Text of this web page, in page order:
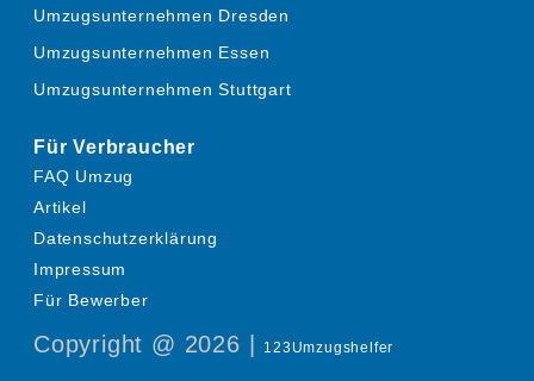
Umzugsunternehmen Dresden
Umzugsunternehmen Essen
Umzugsunternehmen Stuttgart
Für Verbraucher
FAQ Umzug
Artikel
Datenschutzerklärung
Impressum
Für Bewerber
Copyright @ 2026 | 123Umzugshelfer